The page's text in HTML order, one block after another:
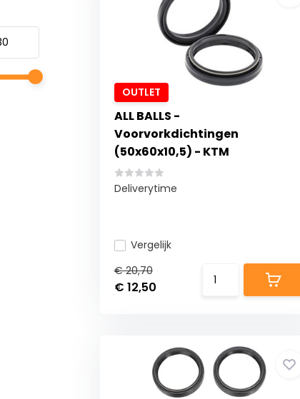
OUTLET
ALL BALLS -
Voorvorkdichtingen
(50x60x10,5) - KTM
Deliverytime
Vergelijk
€ 20,70
€ 12,50